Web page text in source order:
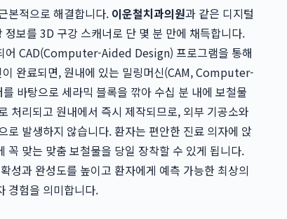
본적으로 해결합니다. 이운철치과의원과 같은 디지털
보를 3D 구강 스캐너로 단 몇 분 만에 채득합니다.
어 CAD(Computer-Aided Design) 프로그램을 통해
완료되면, 원내에 있는 밀링머신(CAM, Computer-
바탕으로 세라믹 블록을 깎아 수십 분 내에 보철물
처리되고 원내에서 즉시 제작되므로, 외부 기공소와
로 발생하지 않습니다. 환자는 편안한 진료 의자에 앉
꼭 맞는 맞춤 보철물을 당일 장착할 수 있게 됩니다.
성과 완성도를 높이고 환자에게 예측 가능한 최상의
경험을 의미합니다.